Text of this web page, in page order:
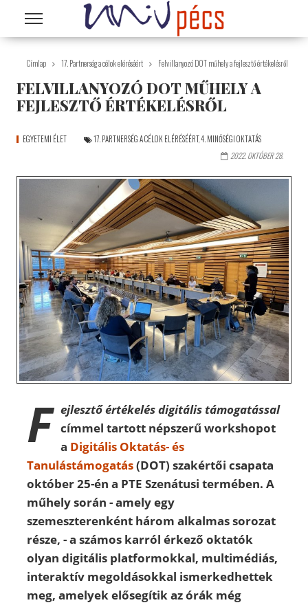
Ugrás a tartalomra
Címlap 17. Partnerség a célok eléréséért Felvillanyozó DOT műhely a fejlesztő értékelésről
FELVILLANYOZÓ DOT MŰHELY A
FEJLESZTŐ ÉRTÉKELÉSRŐL
EGYETEMI ÉLET 17. PARTNERSÉG A CÉLOK ELÉRÉSÉÉRT,4. MINŐSÉGI OKTATÁS
2022. OKTÓBER 28.
F ejlesztő értékelés digitális támogatással
címmel tartott népszerű workshopot
a Digitális Oktatás- és
Tanulástámogatás(DOT) szakértői csapata
október 25-én a PTE Szenátusi termében. A
műhely során - amely egy
szemeszterenként három alkalmas sorozat
része, - a számos karról érkező oktatók
olyan digitális platformokkal, multimédiás,
interaktív megoldásokkal ismerkedhettek
meg, amelyek elősegítik az órák még